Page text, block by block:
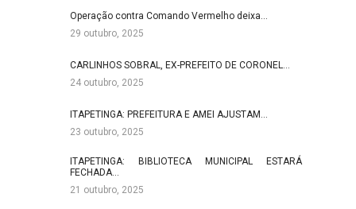
Operação contra Comando Vermelho deixa…
29 outubro, 2025
CARLINHOS SOBRAL, EX-PREFEITO DE CORONEL…
24 outubro, 2025
ITAPETINGA: PREFEITURA E AMEI AJUSTAM…
23 outubro, 2025
ITAPETINGA: BIBLIOTECA MUNICIPAL ESTARÁ
FECHADA…
21 outubro, 2025